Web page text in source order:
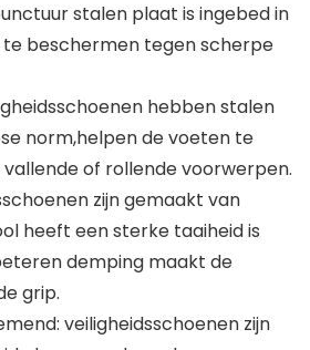
stalen plaat is ingebed in
te beschermen tegen scherpe
hebben stalen
norm,helpen de voeten te
of rollende voorwerpen.
zijn gemaakt van
heeft een sterke taaiheid is
demping maakt de
grip.
veiligheidsschoenen zijn